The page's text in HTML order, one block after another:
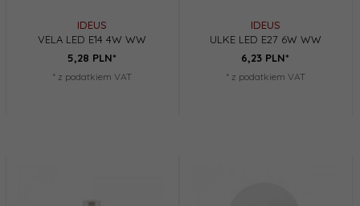
IDEUS
VELA LED E14 4W WW
5,28 PLN*
* z podatkiem VAT
IDEUS
ULKE LED E27 6W WW
6,23 PLN*
* z podatkiem VAT